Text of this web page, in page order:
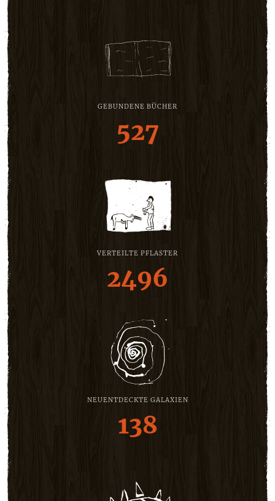
GEBUNDENE BÜCHER
527
VERTEILTE PFLASTER
2496
NEUENTDECKTE GALAXIEN
138